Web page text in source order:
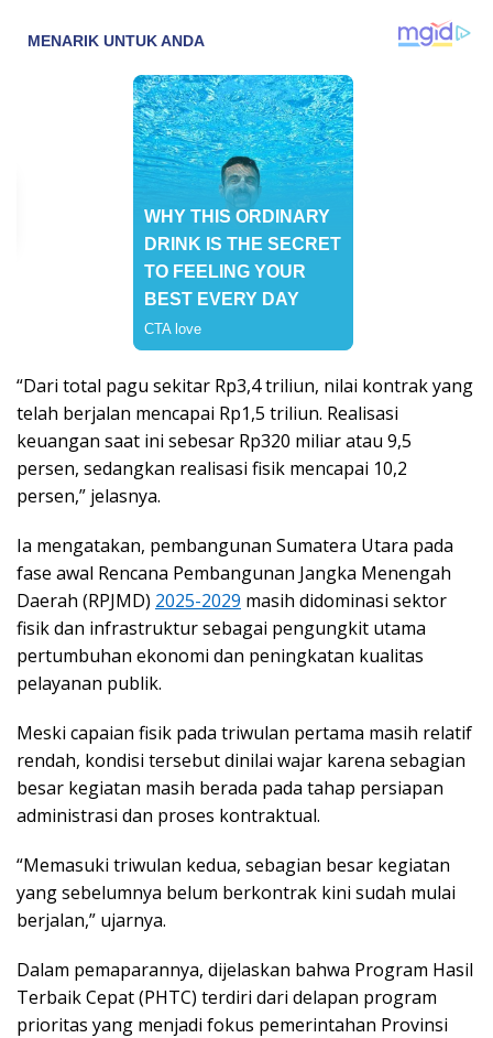
“Dari total pagu sekitar Rp3,4 triliun, nilai kontrak yang
telah berjalan mencapai Rp1,5 triliun. Realisasi
keuangan saat ini sebesar Rp320 miliar atau 9,5
persen, sedangkan realisasi fisik mencapai 10,2
persen,” jelasnya.
Ia mengatakan, pembangunan Sumatera Utara pada
fase awal Rencana Pembangunan Jangka Menengah
Daerah (RPJMD) 2025-2029 masih didominasi sektor
fisik dan infrastruktur sebagai pengungkit utama
pertumbuhan ekonomi dan peningkatan kualitas
pelayanan publik.
Meski capaian fisik pada triwulan pertama masih relatif
rendah, kondisi tersebut dinilai wajar karena sebagian
besar kegiatan masih berada pada tahap persiapan
administrasi dan proses kontraktual.
“Memasuki triwulan kedua, sebagian besar kegiatan
yang sebelumnya belum berkontrak kini sudah mulai
berjalan,” ujarnya.
Dalam pemaparannya, dijelaskan bahwa Program Hasil
Terbaik Cepat (PHTC) terdiri dari delapan program
prioritas yang menjadi fokus pemerintahan Provinsi